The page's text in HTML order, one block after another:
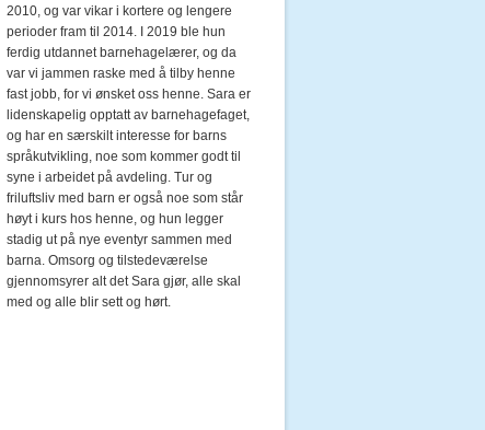
2010, og var vikar i kortere og lengere
perioder fram til 2014. I 2019 ble hun
ferdig utdannet barnehagelærer, og da
var vi jammen raske med å tilby henne
fast jobb, for vi ønsket oss henne. Sara er
lidenskapelig opptatt av barnehagefaget,
og har en særskilt interesse for barns
språkutvikling, noe som kommer godt til
syne i arbeidet på avdeling. Tur og
friluftsliv med barn er også noe som står
høyt i kurs hos henne, og hun legger
stadig ut på nye eventyr sammen med
barna. Omsorg og tilstedeværelse
gjennomsyrer alt det Sara gjør, alle skal
med og alle blir sett og hørt.